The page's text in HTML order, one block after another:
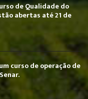
de Qualidade do
abertas até 21 de
curso de operação de